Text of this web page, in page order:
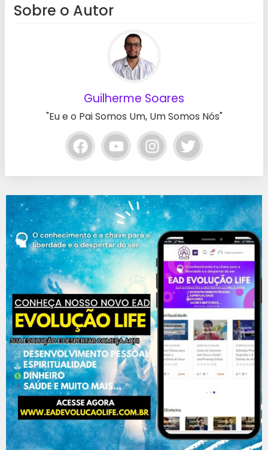
Sobre o Autor
Guilherme Soares
"Eu e o Pai Somos Um, Um Somos Nós"